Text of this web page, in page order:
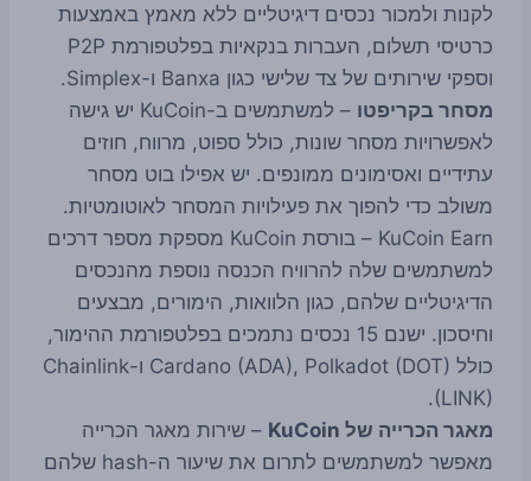
לקנות ולמכור נכסים דיגיטליים ללא מאמץ באמצעות
כרטיסי תשלום, העברות בנקאיות בפלטפורמת P2P
וספקי שירותים של צד שלישי כגון Banxa ו-Simplex.
מסחר בקריפטו
– למשתמשים ב-KuCoin יש גישה
לאפשרויות מסחר שונות, כולל ספוט, מרווח, חוזים
עתידיים ואסימונים ממונפים. יש אפילו בוט מסחר
משולב כדי להפוך את פעילויות המסחר לאוטומטיות.
KuCoin Earn – בורסת KuCoin מספקת מספר דרכים
למשתמשים שלה להרוויח הכנסה נוספת מהנכסים
הדיגיטליים שלהם, כגון הלוואות, הימורים, מבצעים
וחיסכון. ישנם 15 נכסים נתמכים בפלטפורמת ההימור,
כולל Cardano (ADA), Polkadot (DOT) ו-Chainlink
(LINK).
מאגר הכרייה של KuCoin
– שירות מאגר הכרייה
מאפשר למשתמשים לתרום את שיעור ה-hash שלהם